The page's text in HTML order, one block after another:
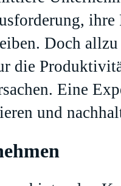
ihre
Doch
die
Eine
und